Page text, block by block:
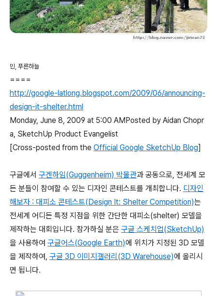
민, 푸른하늘
====
http://google-latlong.blogspot.com/2009/06/announcing-
design-it-shelter.html
Monday, June 8, 2009 at 5:00 AM Posted by Aidan Chopr
a, SketchUp Product Evangelist
[Cross-posted from the Official Google SketchUp Blog]
구글에서 구겐하임(Guggenheim) 박물관과 공동으로, 전세계 모
든 분들이 참여할 수 있는 디자인 콘테스트를 개최합니다. 디자인
해보자 : 대피소 콘테스트(Design It: Shelter Competition)는
전세계 어디든 특정 지점을 위한 간단한 대피소(shelter) 모델을
제작하는 대회입니다. 참가하실 분은 구글 스케치업(SketchUp)
을 사용하여 구글어스(Google Earth)에 위치가 지정된 3D 모델
을 제작하여, 구글 3D 이미지갤러리(3D Warehouse)에 올리시
면 됩니다.